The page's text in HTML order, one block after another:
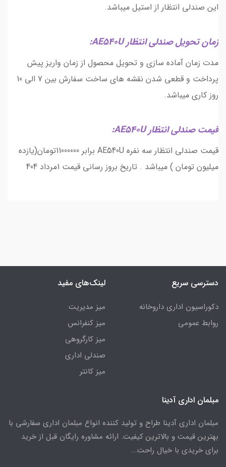
این صندلی انتظار از استیل میباشد.
زمان تحویل صندلی انتظار AE540U:
مدت زمان آماده سازی و تحویل محصول از زمان واریز پیش
پرداخت و قطعی شدن نقشه های ساخت سفارش بین 7 الی 10
روز کاری میباشد.
قیمت صندلی انتظار AE540U:
قیمت صندلی انتظار سه نفره AE540U برابر 11000000تومان(یازده
میلیون تومان ) میباشد . تاریخ بروز رسانی قیمت 1مرداد 404
دسترسی سریع
دکوراسیون اداری داروخانه
روابط عمومی
لینک‌های مفید
میز مدیریت
میز کنفرانس
میز کارگروهی
صندلی اداری
میز کانتر
مبلمان اداری آدینا
مبلمان اداری آدینا طراح و تولید کننده انواع مبلمان اداری سفارشی با
بهترین قیمت و بالاترین کیفیت. ارائه مشاوره رایگان قبل از خرید
برای خریدی با خیال راحت...